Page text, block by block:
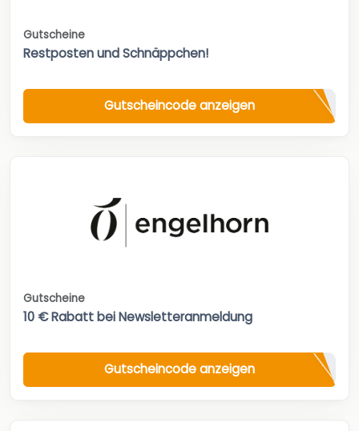
Gutscheine
Restposten und Schnäppchen!
Gutscheincode anzeigen
Gutscheine
10 € Rabatt bei Newsletteranmeldung
Gutscheincode anzeigen